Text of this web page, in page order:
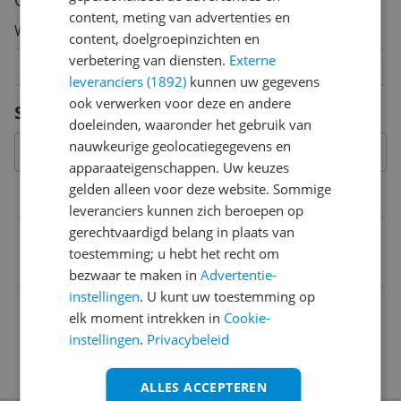
Specificaties
Belangrijkste kenmerken
8003558078394
Welk cijfer geef jij dit product?
7
6
5
4
3
2
Vraag 1 van 4
content, meting van advertenties en
content, doelgroepinzichten en
verbetering van diensten. Externe
leveranciers (1892) kunnen uw gegevens
ook verwerken voor deze en andere
doeleinden, waaronder het gebruik van
nauwkeurige geolocatiegegevens en
apparaateigenschappen. Uw keuzes
gelden alleen voor deze website. Sommige
leveranciers kunnen zich beroepen op
gerechtvaardigd belang in plaats van
toestemming; u hebt het recht om
bezwaar te maken inAdvertentie-
instellingen. U kunt uw toestemming op
elk moment intrekken in Cookie-
instellingen. Privacybeleid
ALLES ACCEPTEREN